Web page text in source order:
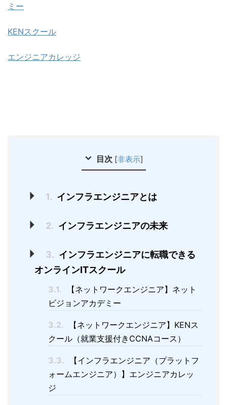
ミー
KENスクール
エンジニアカレッジ
目次 [非表示]
1. インフラエンジニアとは
2. インフラエンジニアの未来
3. インフラエンジニアに転職できる
オンラインITスクール
3.1.
【ネットワークエンジニア】ネット
ビジョンアカデミー
3.2.
【ネットワークエンジニア】KENス
クール（就業支援付きCCNAコース）
3.3.
【インフラエンジニア（プラットフ
ォームエンジニア）】エンジニアカレッ
ジ